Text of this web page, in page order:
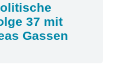
37 mit
Gassen